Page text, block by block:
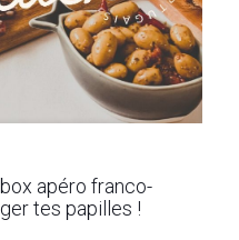
apéro franco-
tes papilles !